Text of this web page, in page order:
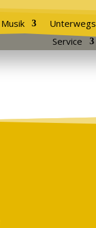
Musik Unterwegs
Service